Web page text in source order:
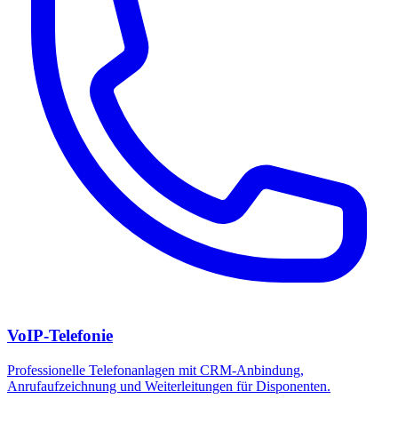
VoIP-Telefonie
Professionelle Telefonanlagen mit CRM-Anbindung,
Anrufaufzeichnung und Weiterleitungen für Disponenten.